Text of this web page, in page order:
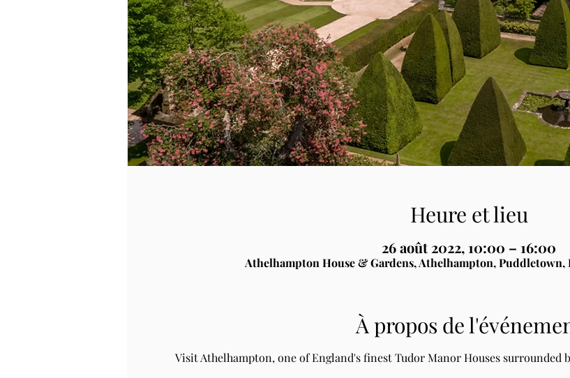
Heure et lieu
26 août 2022, 10:00 – 16:00
Athelhampton House & Gardens, Athelhampton, Puddletown,
À propos de
Visit Athelhampton, one of England's finest Tudor Manor Houses surrounded